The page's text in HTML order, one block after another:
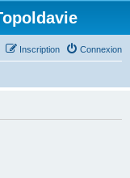
Connexion
Inscription